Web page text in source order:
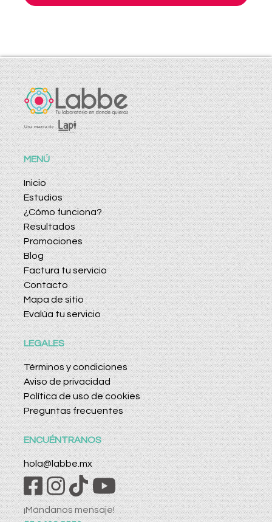
MENÚ
Inicio
Estudios
¿Cómo funciona?
Resultados
Promociones
Blog
Factura tu servicio
Contacto
Mapa de sitio
Evalúa tu servicio
LEGALES
Términos y condiciones
Aviso de privacidad
Política de uso de cookies
Preguntas frecuentes
ENCUÉNTRANOS
hola@labbe.mx
¡Mándanos mensaje!